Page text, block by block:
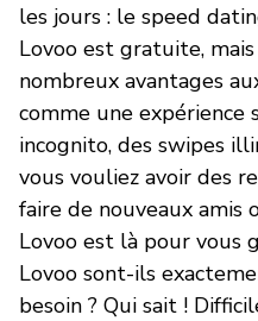
les jours : le speed
Lovoo est gratuite,
nombreux avantages
comme une expérience
incognito, des swipes
vous vouliez avoir des
faire de nouveaux amis
Lovoo est là pour vous
Lovoo sont-ils
besoin ? Qui sait !